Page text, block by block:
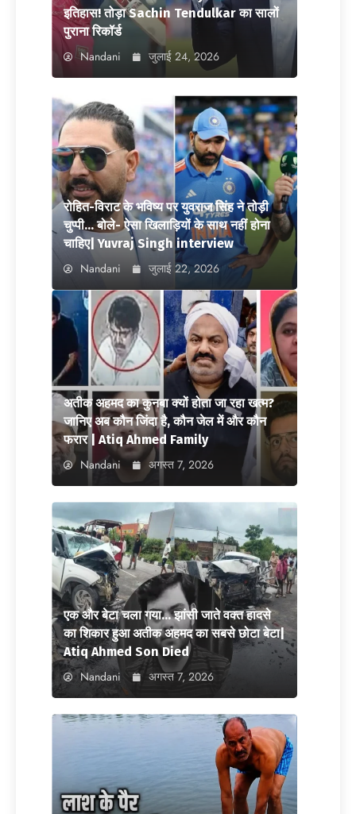
इतिहास! तोड़ा Sachin Tendulkar का सालों
पुराना रिकॉर्ड
Nandani जुलाई 24, 2026
रोहित-विराट के भविष्य पर युवराज सिंह ने तोड़ी
चुप्पी… बोले- ऐसा खिलाड़ियों के साथ नहीं होना
चाहिए| Yuvraj Singh interview
Nandani जुलाई 22, 2026
अतीक अहमद का कुनबा क्यों होता जा रहा खत्म?
जानिए अब कौन जिंदा है, कौन जेल में और कौन
फरार | Atiq Ahmed Family
Nandani अगस्त 7, 2026
एक और बेटा चला गया… झांसी जाते वक्त हादसे
का शिकार हुआ अतीक अहमद का सबसे छोटा बेटा|
Atiq Ahmed Son Died
Nandani अगस्त 7, 2026